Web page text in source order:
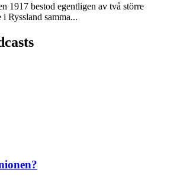
1917 bestod egentligen av två större
i Ryssland samma...